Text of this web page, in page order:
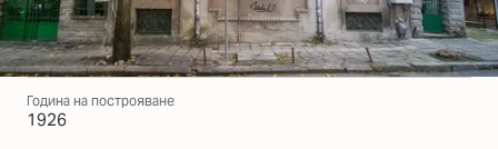
Година на построяване
1926